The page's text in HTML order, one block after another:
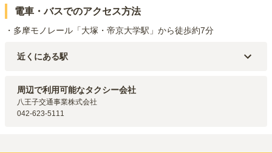
電車・バスでのアクセス方法
・多摩モノレール「大塚・帝京大学駅」から徒歩約7分
近くにある駅
多摩モノレール
中央大学・明星大学
京王相模原線
京王堀之内
京王相模原線
周辺で利用可能なタクシー会社
八王子交通事業株式会社
042-623-5111